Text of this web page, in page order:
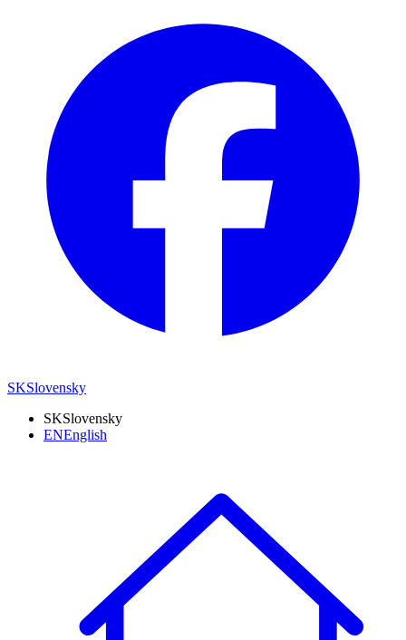
SKSlovensky
SKSlovensky
ENEnglish